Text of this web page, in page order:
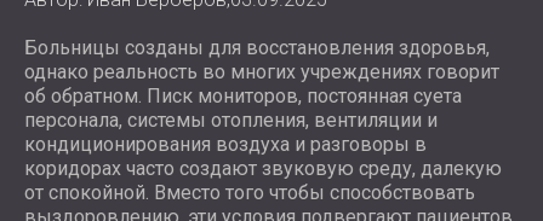
DIVIDERS
ПЕРФОРИРОВАННЫЕ ДЕРЕВЯННЫЕ
АКУСТИЧЕСКИЕ ПАНЕЛИ
АКУСТИЧЕСКИЕ ПАНЕЛИ И
ПЕРЕГОРОДКИ С ТЕКСТИЛЬНЫМ
ПОКРЫТИЕМ
РЕЕЧНЫЕ ДЕРЕВЯННЫЕ
ЗВУКОИЗОЛЯЦИОННЫЕ КОРПУСА,
КАБИНЫ И БАРЬЕРЫ
ЖАЛЮЗИ И ГЛУШИТЕЛИ
ANTI VIBRATION MOUNTS, PADS AND
HANGERS
КАБИНЫ ДЛЯ АУДИОЛОГОВ
УСТРОЙСТВА
ИЗМЕРИТЕЛИ УРОВНЯ ЗВУКА
ЗВУКОИЗОЛЯЦИОННОЕ УСТРОЙСТВО,
ДОЗИМЕТРЫ И ЗАЩИТНЫЕ
КОМПЛЕКТЫ
О НАС
Больницы созданы для восстановления здоровья,
однако реальность во многих учреждениях говорит
об обратном. Писк мониторов, постоянная суета
персонала, системы отопления, вентиляции и
кондиционирования воздуха и разговоры в
коридорах часто создают звуковую среду, далекую
от спокойной. Вместо того чтобы способствовать